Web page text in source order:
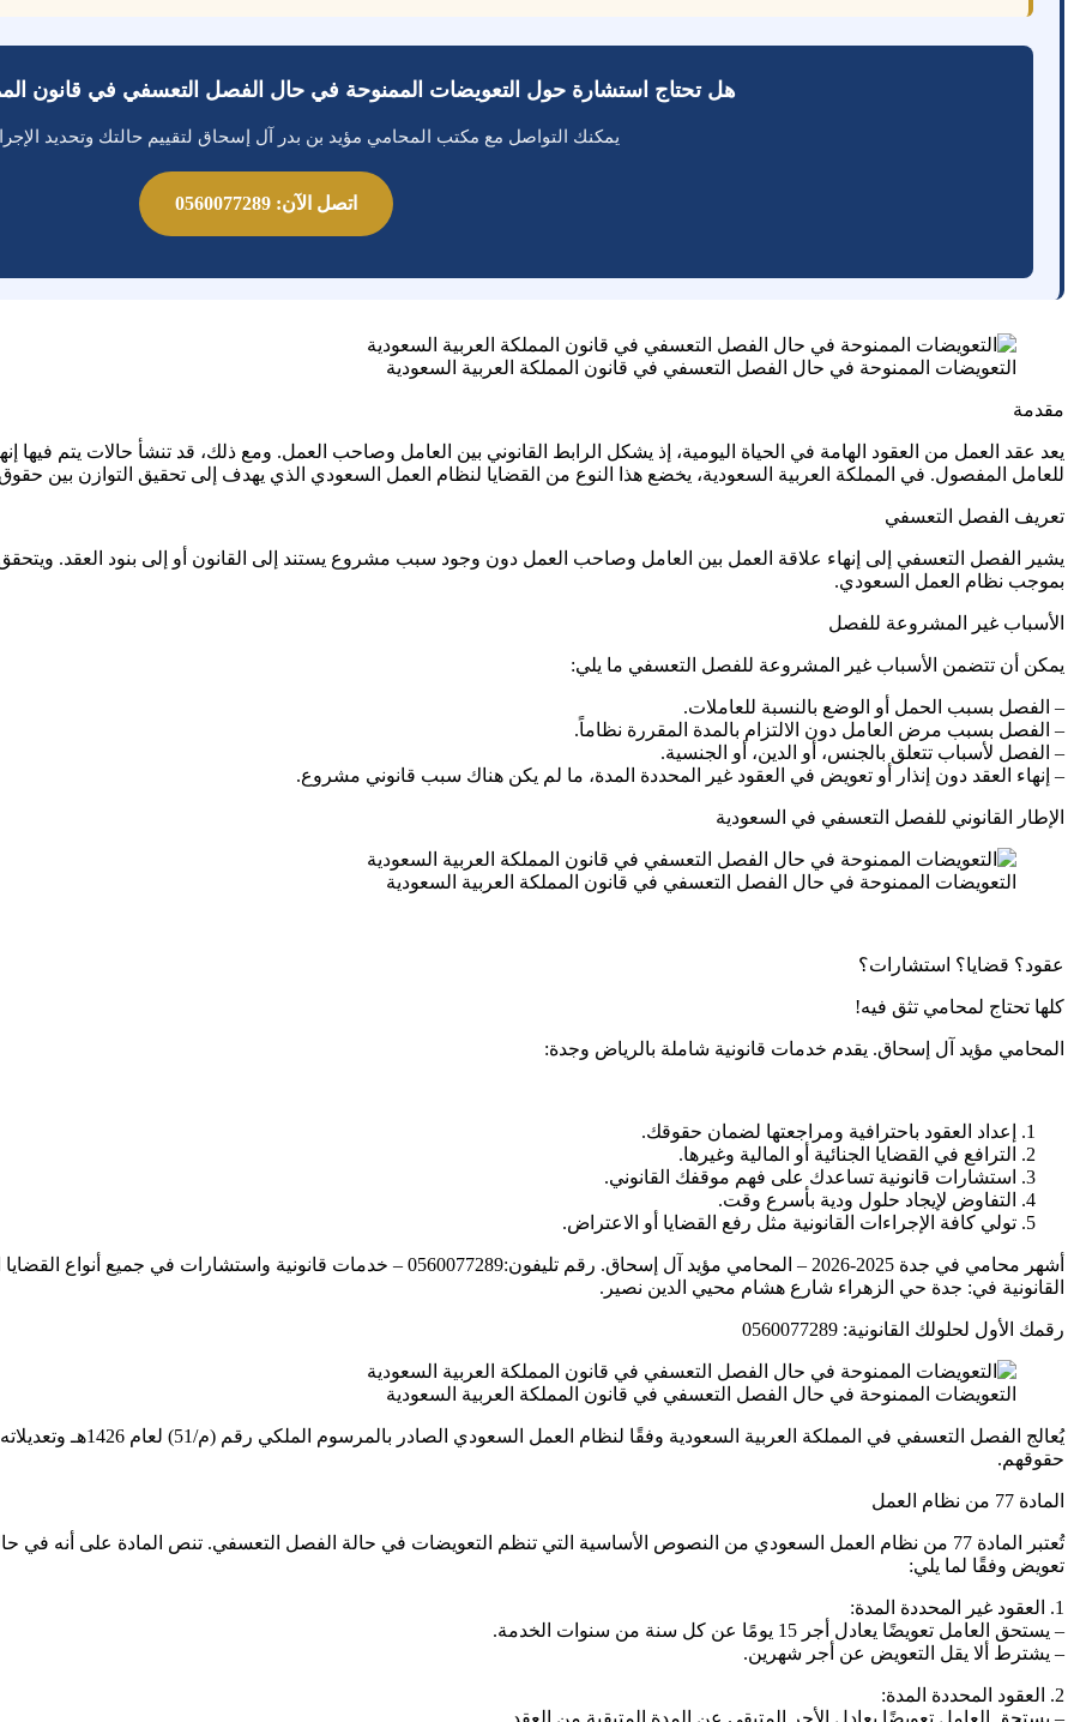
هل تحتاج استشارة حول التعويضات الممنوحة في حال الفصل التعسفي في قانون
يمكنك التواصل مع مكتب المحامي مؤيد بن بدر آل إسحاق لتقييم حالتك وتحديد
اتصل الآن: 0560077289
التعويضات الممنوحة في حال الفصل التعسفي في قانون المملكة العربية السعودية
مقدمة
يعد عقد العمل من العقود الهامة في الحياة اليومية، إذ يشكل الرابط القانوني بين العامل وصاحب العمل. ومع ذلك، قد تنشأ حالات يتم فيها
للعامل المفصول. في المملكة العربية السعودية، يخضع هذا النوع من القضايا لنظام العمل السعودي الذي يهدف إلى تحقيق التوازن بين
تعريف الفصل التعسفي
يشير الفصل التعسفي إلى إنهاء علاقة العمل بين العامل وصاحب العمل دون وجود سبب مشروع يستند إلى القانون أو إلى بنود العقد.
بموجب نظام العمل السعودي.
الأسباب غير المشروعة للفصل
يمكن أن تتضمن الأسباب غير المشروعة للفصل التعسفي ما يلي:
– الفصل بسبب الحمل أو الوضع بالنسبة للعاملات.
– الفصل بسبب مرض العامل دون الالتزام بالمدة المقررة نظاماً.
– الفصل لأسباب تتعلق بالجنس، أو الدين، أو الجنسية.
– إنهاء العقد دون إنذار أو تعويض في العقود غير المحددة المدة، ما لم يكن هناك سبب قانوني مشروع.
الإطار القانوني للفصل التعسفي في السعودية
التعويضات الممنوحة في حال الفصل التعسفي في قانون المملكة العربية السعودية
عقود؟ قضايا؟ استشارات؟
كلها تحتاج لمحامي تثق فيه!
المحامي مؤيد آل إسحاق. يقدم خدمات قانونية شاملة بالرياض وجدة:
إعداد العقود باحترافية ومراجعتها لضمان حقوقك.
الترافع في القضايا الجنائية أو المالية وغيرها.
استشارات قانونية تساعدك على فهم موقفك القانوني.
التفاوض لإيجاد حلول ودية بأسرع وقت.
تولي كافة الإجراءات القانونية مثل رفع القضايا أو الاعتراض.
أشهر محامي في جدة 2025-2026 – المحامي مؤيد آل إسحاق. رقم تليفون:0560077289 – خدمات
القانونية في: جدة حي الزهراء شارع هشام محيي الدين نصير.
رقمك الأول لحلولك القانونية: 0560077289
التعويضات الممنوحة في حال الفصل التعسفي في قانون المملكة العربية السعودية
يُعالج الفصل التعسفي في
حقوقهم.
المادة 77 من نظام العمل
تُعتبر المادة 77 من نظام العمل السعودي من النصوص الأساسية التي تنظم التعويضات في حالة الفصل التعسفي. تنص المادة على
تعويض وفقًا لما يلي:
1. العقود غير المحددة المدة:
– يستحق العامل تعويضًا يعادل أجر 15 يومًا عن كل سنة من سنوات الخدمة.
– يشترط ألا يقل التعويض عن أجر شهرين.
2. العقود المحددة المدة:
– يستحق العامل تعويضًا يعادل الأجر المتبقي عن المدة المتبقية من العقد.